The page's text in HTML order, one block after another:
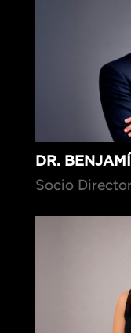
DR.
Socio